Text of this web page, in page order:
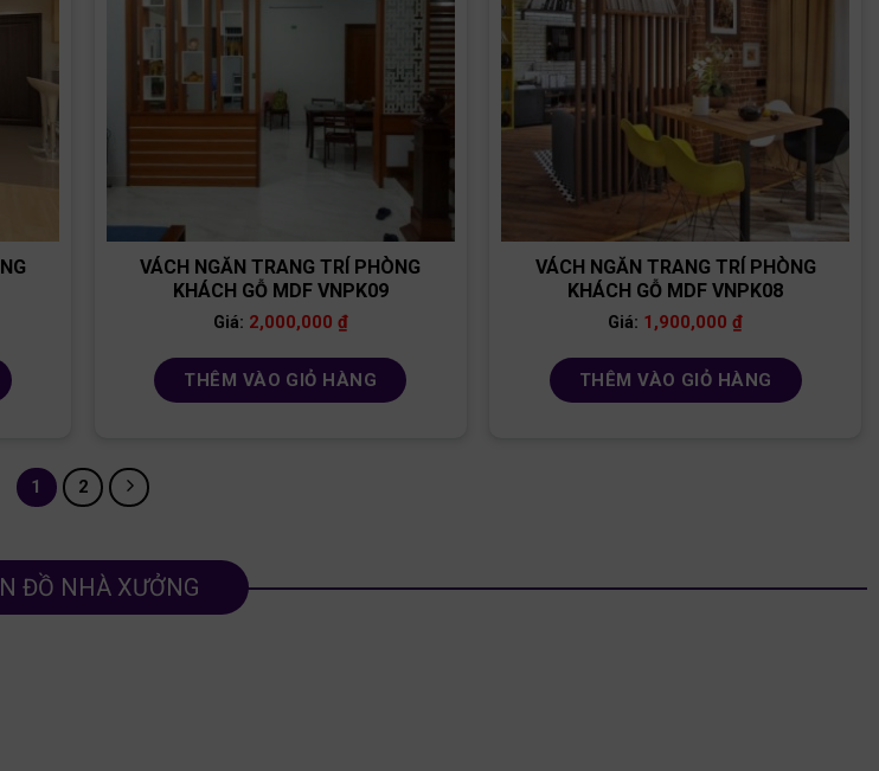
VÁCH NGĂN TRANG TRÍ PHÒNG
KHÁCH GỖ MDF VNPK09
Giá: 2,000,000 ₫
THÊM VÀO GIỎ HÀNG
VÁCH NGĂN TRANG TRÍ PHÒNG
KHÁCH GỖ MDF VNPK08
Giá: 1,900,000₫
THÊM VÀO GIỎ HÀNG
1 2
ĐỒ NHÀ XƯỞNG